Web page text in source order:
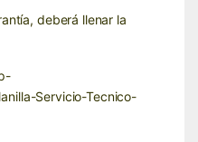
deberá llenar la
Servicio-Tecnico-